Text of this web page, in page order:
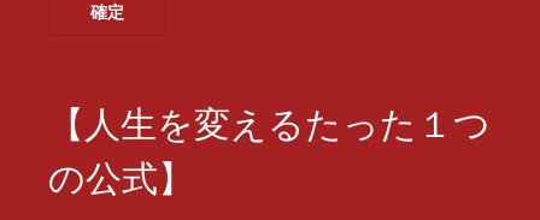
【人生を変えるたった１つ
の公式】